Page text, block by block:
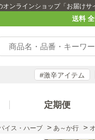
ンラインショップ「お届けサ
送料
#激辛アイテム
定期便
イス・ハーブ > あ～か行 >